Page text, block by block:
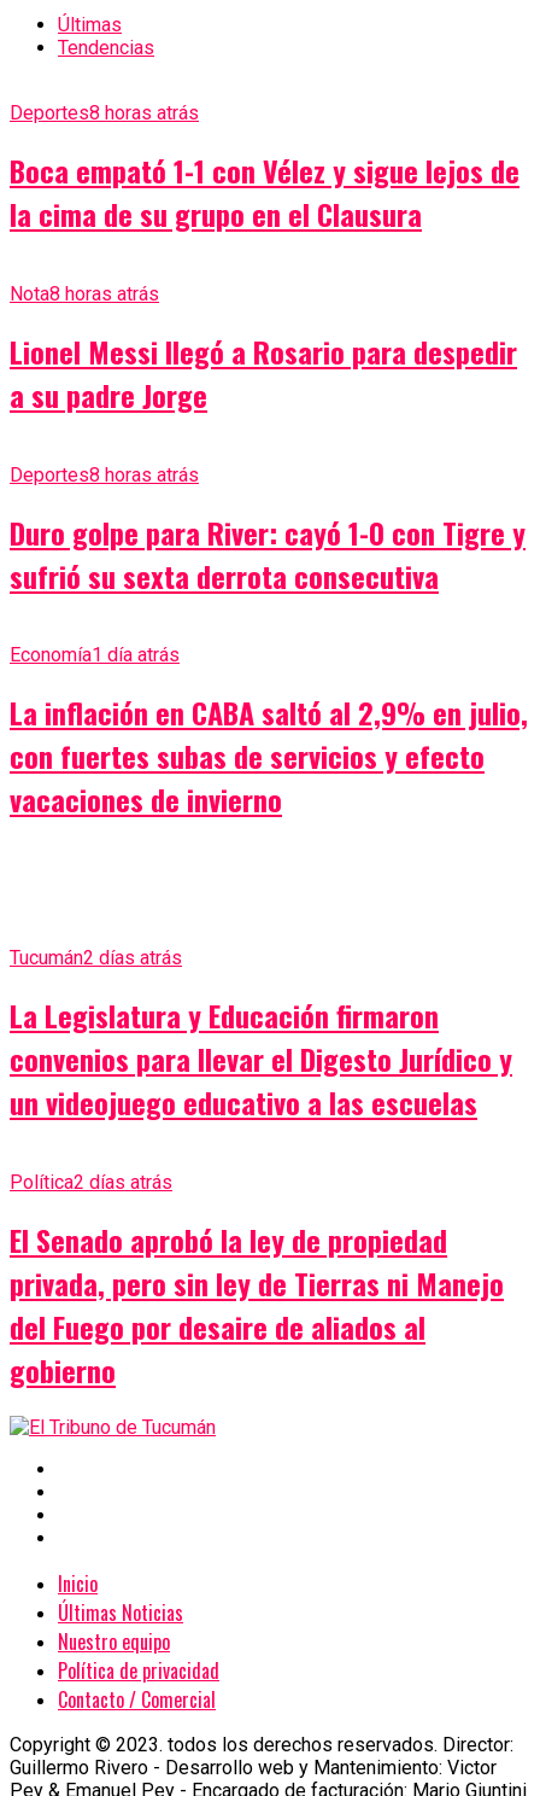
Últimas
Tendencias
Deportes8 horas atrás
Boca empató 1-1 con Vélez y sigue lejos de
la cima de su grupo en el Clausura
Nota8 horas atrás
Lionel Messi llegó a Rosario para despedir
a su padre Jorge
Deportes8 horas atrás
Duro golpe para River: cayó 1-0 con Tigre y
sufrió su sexta derrota consecutiva
Economía1 día atrás
La inflación en CABA saltó al 2,9% en julio,
con fuertes subas de servicios y efecto
vacaciones de invierno
Tucumán2 días atrás
La Legislatura y Educación firmaron
convenios para llevar el Digesto Jurídico y
un videojuego educativo a las escuelas
Política2 días atrás
El Senado aprobó la ley de propiedad
privada, pero sin ley de Tierras ni Manejo
del Fuego por desaire de aliados al
gobierno
Inicio
Últimas Noticias
Nuestro equipo
Política de privacidad
Contacto / Comercial
Copyright © 2023. todos los derechos reservados. Director:
Guillermo Rivero - Desarrollo web y Mantenimiento: Victor
Pey & Emanuel Pey - Encargado de facturación: Mario Giuntini